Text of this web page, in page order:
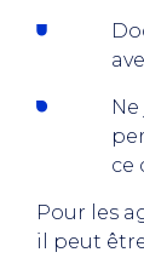
ce
Pour les
il peut